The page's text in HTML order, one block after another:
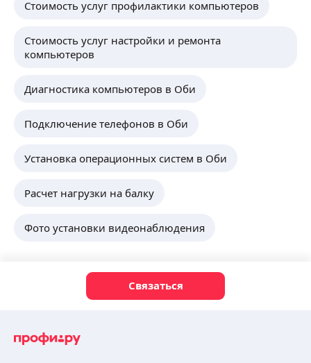
Стоимость услуг профилактики компьютеров
Стоимость услуг настройки и ремонта
компьютеров
Диагностика компьютеров в Оби
Подключение телефонов в Оби
Установка операционных систем в Оби
Расчет нагрузки на балку
Фото установки видеонаблюдения
Связаться